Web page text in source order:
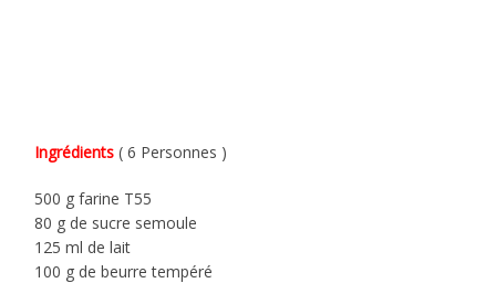
Ingrédients ( 6 Personnes )
500 g farine T55
80 g de sucre semoule
125 ml de lait
100 g de beurre tempéré